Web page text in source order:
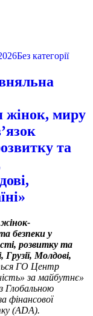
Без категорії
жінок, миру
та
жінок-
безпеки у
розвитку та
Молдові,
ГО Центр
за майбутнє»
Глобальною
фінансової
(ADA).